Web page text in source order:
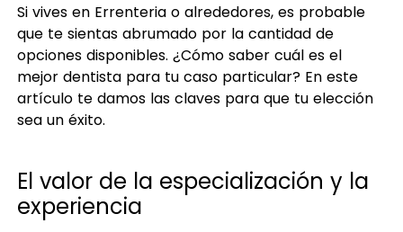
Si vives en Errenteria o alrededores, es probable
que te sientas abrumado por la cantidad de
opciones disponibles. ¿Cómo saber cuál es el
mejor dentista para tu caso particular? En este
artículo te damos las claves para que tu elección
sea un éxito.
El valor de la especialización y la
experiencia